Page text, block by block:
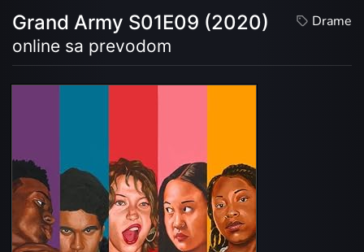
Drame
Grand Army S01E09 (2020)
online sa prevodom